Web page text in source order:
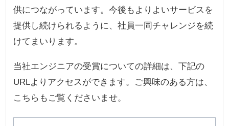
供につながっています。今後もよりよいサービスを
提供し続けられるように、社員一同チャレンジを続
けてまいります。
当社エンジニアの受賞についての詳細は、下記の
URLよりアクセスができます。ご興味のある方は、
こちらもご覧くださいませ。